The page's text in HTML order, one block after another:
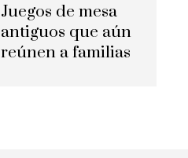
Juegos de mesa
antiguos que aún
reúnen a familias